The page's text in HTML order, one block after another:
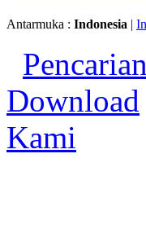
Antarmuka : Indonesia |
Download
Kami